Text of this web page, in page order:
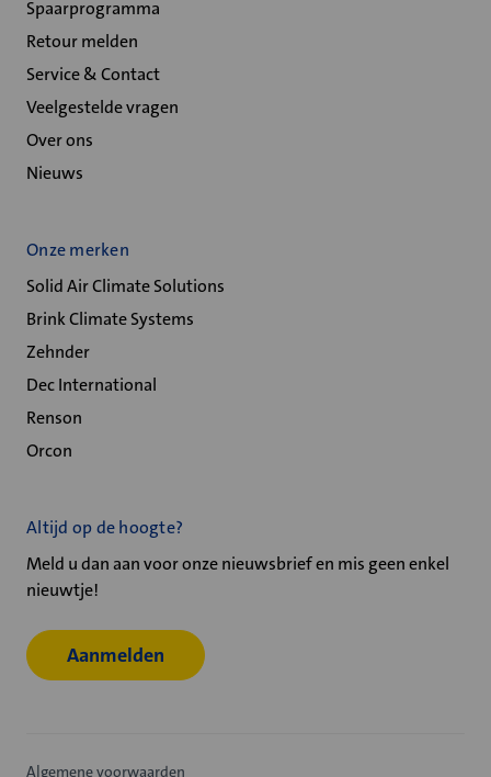
Spaarprogramma
Retour melden
Service & Contact
Veelgestelde vragen
Over ons
Nieuws
Onze merken
Solid Air Climate Solutions
Brink Climate Systems
Zehnder
Dec International
Renson
Orcon
Altijd op de hoogte?
Meld u dan aan voor onze nieuwsbrief en mis geen enkel
nieuwtje!
Aanmelden
Algemene voorwaarden